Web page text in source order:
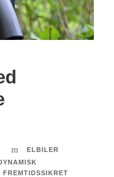
ELBILER
FREMTIDSSIKRET